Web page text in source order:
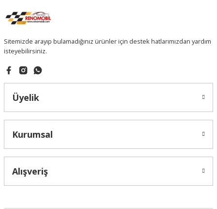
Sitemizde arayıp bulamadığınız ürünler için destek hatlarımızdan yardım
isteyebilirsiniz.
Üyelik
Kurumsal
Alışveriş